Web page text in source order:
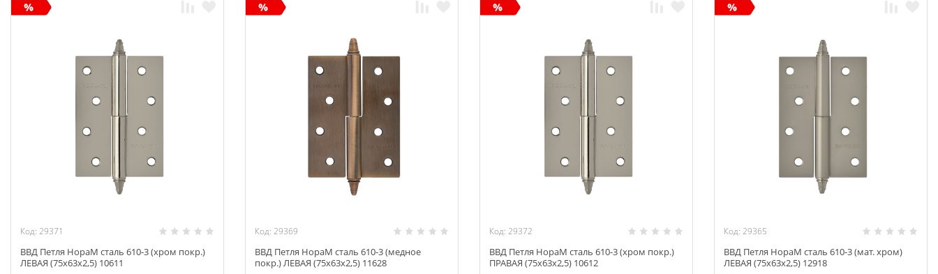
Код: 29371
ВВД Петля НораМ сталь 610-3 (хром покр.)
ЛЕВАЯ (75х63х2,5) 10611
Код: 29369
ВВД Петля НораМ сталь 610-3 (медное
покр.) ЛЕВАЯ (75х63х2,5) 11628
Код: 29372
ВВД Петля НораМ сталь 610-3 (хром покр.)
ПРАВАЯ (75х63х2,5) 10612
Код: 29365
ВВД Петля НораМ сталь 610-3 (мат. хром)
ЛЕВАЯ (75х63х2,5) 12918